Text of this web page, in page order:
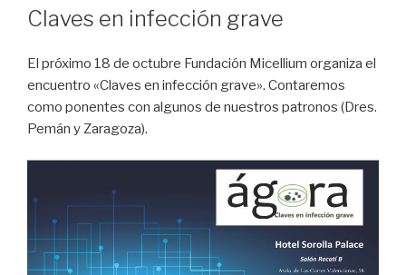
EL
Claves en infección grave
El próximo 18 de octubre Fundación Micellium organiza el
encuentro «Claves en infección grave». Contaremos
como ponentes con algunos de nuestros patronos (Dres.
Pemán y Zaragoza).